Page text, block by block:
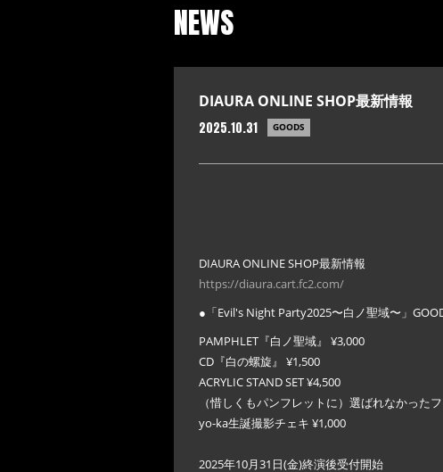
NEWS
DIAURA ONLINE SHOP最新情報
2025.10.31 GOODS
DIAURA ONLINE SHOP最新情報
https://diaura.cart.fc2.com/
●「Evil's Night Party2025〜白ノ聖域〜」
PAMPHLET『白ノ聖域』 ¥3,000
CD『白の螺旋』 ¥1,500
ACRYLIC STAND SET ¥4,500
（惜しくもパンフレットに）選ばれなかった
yo-ka生誕撮影チェキ ¥1,000
2025年10月31日(金)終演後受付開始